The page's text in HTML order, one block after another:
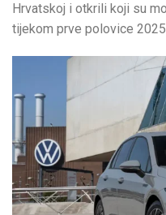
Hrvatskoj i otkrili koji su
tijekom prve polovice